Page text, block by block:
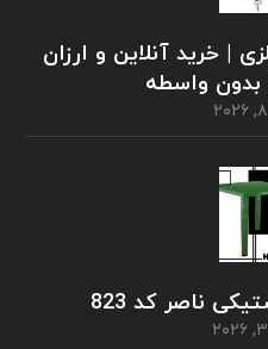
| خرید آنلاین و ارزان
بدون واسطه
ناصر کد 823